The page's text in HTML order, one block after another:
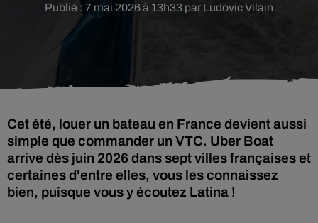
Publié : 7 mai 2026 à 13h33 par Ludovic Vilain
Cet été, louer un bateau en France devient aussi
simple que commander un VTC. Uber Boat
arrive dès juin 2026 dans sept villes françaises et
certaines d'entre elles, vous les connaissez
bien, puisque vous y écoutez Latina !